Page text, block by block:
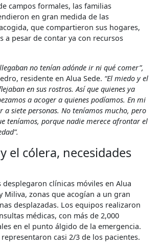
campos formales, las familias
en gran medida de las
que compartieron sus hogares,
a pesar de contar ya con recursos
no tenían adónde ir ni qué comer”,
residente en Alua Sede. “El miedo y el
en sus rostros. Así que quienes ya
a acoger a quienes podíamos. En mi
a siete personas. No teníamos mucho, pero
teníamos, porque nadie merece afrontar el
el cólera, necesidades
clínicas móviles en Alua
Miliva, zonas que acogían a un gran
desplazadas. Los equipos realizaron
médicas, con más de 2,000
en el punto álgido de la emergencia.
casi 2/3 de los pacientes.